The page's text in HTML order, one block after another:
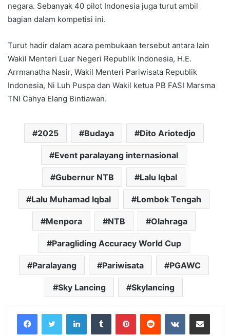
negara. Sebanyak 40 pilot Indonesia juga turut ambil
bagian dalam kompetisi ini.
Turut hadir dalam acara pembukaan tersebut antara lain
Wakil Menteri Luar Negeri Republik Indonesia, H.E.
Arrmanatha Nasir, Wakil Menteri Pariwisata Republik
Indonesia, Ni Luh Puspa dan Wakil ketua PB FASI Marsma
TNI Cahya Elang Bintiawan.
2025 Budaya Dito Ariotedjo
Event paralayang internasional
Gubernur NTB Lalu Iqbal
Lalu Muhamad Iqbal Lombok Tengah
Menpora NTB Olahraga
Paragliding Accuracy World Cup
Paralayang Pariwisata PGAWC
Sky Lancing Skylancing
LinkedInTumblr PinterestReddit VKontakteShare via Email